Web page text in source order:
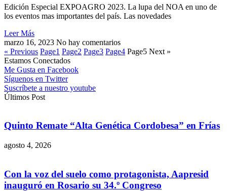
Edición Especial EXPOAGRO 2023. La lupa del NOA en uno de
los eventos mas importantes del país. Las novedades
Leer Más
marzo 16, 2023 No hay comentarios
« Previous Page1 Page2 Page3 Page4 Page5 Next »
Estamos Conectados
Me Gusta en Facebook
Síguenos en Twitter
Suscríbete a nuestro youtube
Últimos Post
Quinto Remate “Alta Genética Cordobesa” en Frías
agosto 4, 2026
Con la voz del suelo como protagonista, Aapresid
inauguró en Rosario su 34.º Congreso